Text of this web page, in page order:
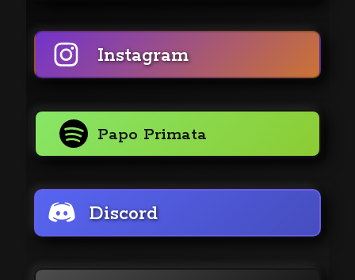
Instagram
Papo Primata
Discord